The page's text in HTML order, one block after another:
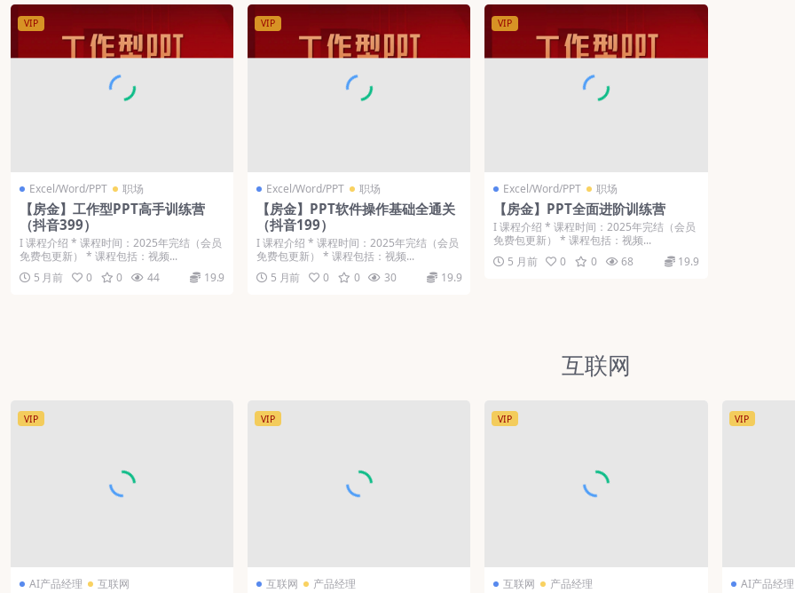
VIP
Excel/Word/PPT 职场
【房金】工作型PPT高手训练营
（抖音399）
Ι 课程介绍 * 课程时间：2025年完结（会员
免费包更新） * 课程包括：视频...
5 月前
0 0 44 19.9
VIP
Excel/Word/PPT 职场
【房金】PPT软件操作基础全通关
（抖音199）
Ι 课程介绍 * 课程时间：2025年完结（会员
免费包更新） * 课程包括：视频...
5 月前
0 0 30 19.9
VIP
Excel/Word/PPT 职场
【房金】PPT全面进阶训练营
Ι 课程介绍 * 课程时间：2025年完结（会员
免费包更新） * 课程包括：视频...
5 月前
0 0 68 19.9
互联网
VIP
AI产品经理 互联网
VIP
互联网 产品经理
VIP
互联网 产品经理
VIP
AI产品经理